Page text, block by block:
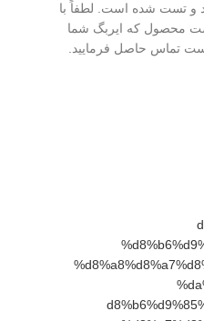
و تست شده است. لطفاً با
محصول که ایربگ شما
تماس حاصل فرمایید.